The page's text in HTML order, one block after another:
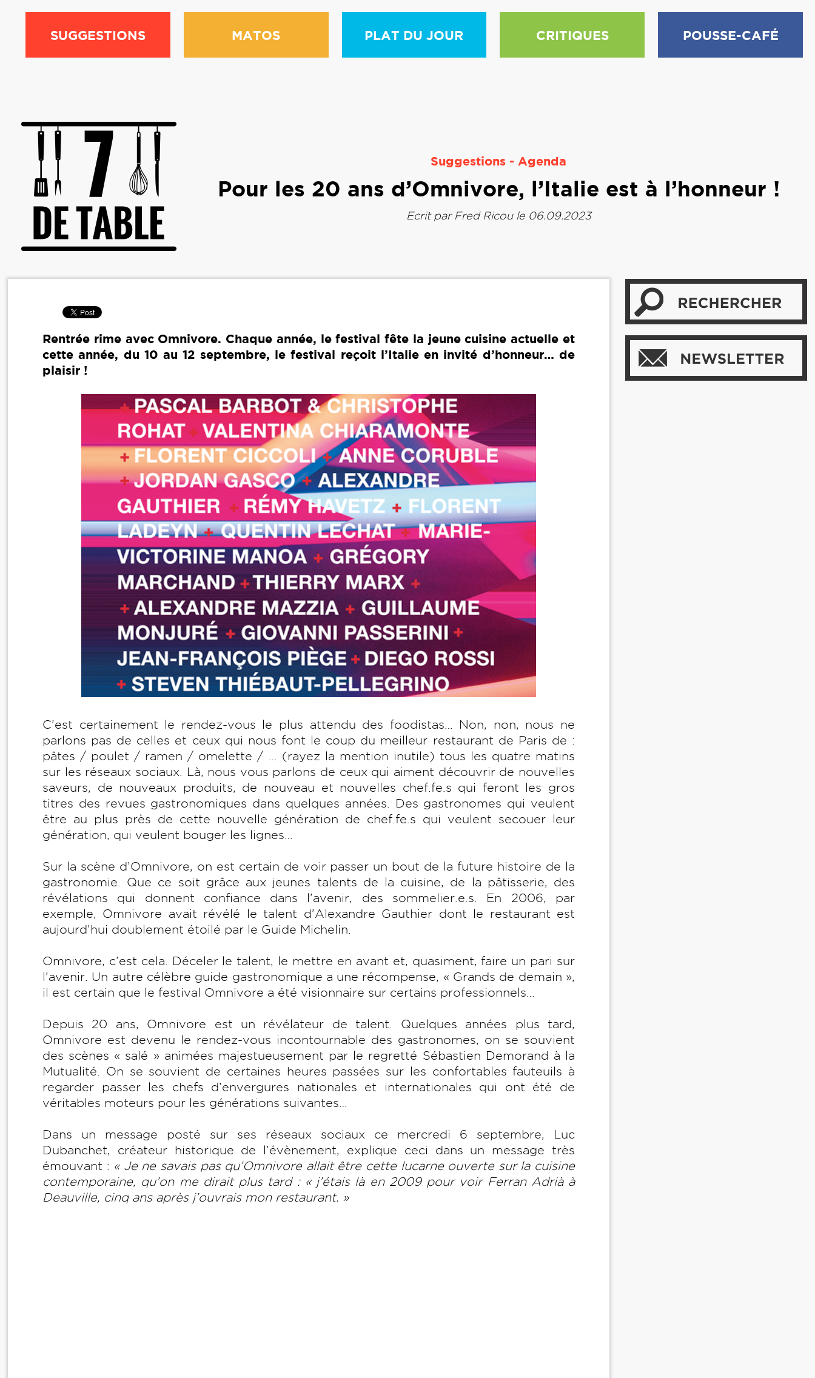
SUGGESTIONS MATOS PLAT DU JOUR CRITIQUES POUSSE-CAFÉ
Suggestions - Agenda
Pour les 20 ans d’Omnivore, l’Italie est à l’honneur !
Ecrit par Fred Ricoule 06.09.2023
Rentrée rime avec Omnivore. Chaque année, le festival fête la jeune cuisine actuelle et
cette année, du 10 au 12 septembre, le festival reçoit l’Italie en invité d’honneur… de
plaisir !
C’est certainement le rendez-vous le plus attendu des foodistas… Non, non, nous ne
parlons pas de celles et ceux qui nous font le coup du meilleur restaurant de Paris de :
pâtes / poulet / ramen / omelette / … (rayez la mention inutile) tous les quatre matins
sur les réseaux sociaux. Là, nous vous parlons de ceux qui aiment découvrir de nouvelles
saveurs, de nouveaux produits, de nouveau et nouvelles chef.fe.s qui feront les gros
titres des revues gastronomiques dans quelques années. Des gastronomes qui veulent
être au plus près de cette nouvelle génération de chef.fe.s qui veulent secouer leur
génération, qui veulent bouger les lignes…
Sur la scène d’Omnivore, on est certain de voir passer un bout de la future histoire de la
gastronomie. Que ce soit grâce aux jeunes talents de la cuisine, de la pâtisserie, des
révélations qui donnent confiance dans l’avenir, des sommelier.e.s. En 2006, par
exemple, Omnivore avait révélé le talent d’Alexandre Gauthier dont le restaurant est
aujourd’hui doublement étoilé par le Guide Michelin.
Omnivore, c’est cela. Déceler le talent, le mettre en avant et, quasiment, faire un pari sur
l’avenir. Un autre célèbre guide gastronomique a une récompense, « Grands de demain »,
il est certain que le festival Omnivore a été visionnaire sur certains professionnels…
Depuis 20 ans, Omnivore est un révélateur de talent. Quelques années plus tard,
Omnivore est devenu le rendez-vous incontournable des gastronomes, on se souvient
des scènes « salé » animées majestueusement par le regretté Sébastien Demorand à la
Mutualité. On se souvient de certaines heures passées sur les confortables fauteuils à
regarder passer les chefs d’envergures nationales et internationales qui ont été de
véritables moteurs pour les générations suivantes…
Dans un message posté sur ses réseaux sociaux ce mercredi 6 septembre, Luc
Dubanchet, créateur historique de l’évènement, explique ceci dans un message très
émouvant : « Je ne savais pas qu’Omnivore allait être cette lucarne ouverte sur la cuisine
contemporaine, qu’on me dirait plus tard : « j’étais là en 2009 pour voir Ferran Adrià à
Deauville, cinq ans après j’ouvrais mon restaurant. »